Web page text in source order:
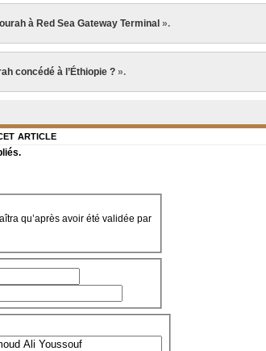
à Red Sea Gateway Terminal ».
concédé à l’Éthiopie ?».
article
qu’après avoir été validée par